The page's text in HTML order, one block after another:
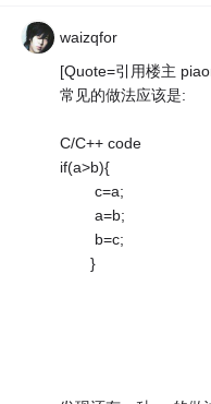
waizqfor
[Quote=引用楼主
常见的做法应该是:
C/C++ code
if(a>b){
c=a;
a=b;
b=c;
}